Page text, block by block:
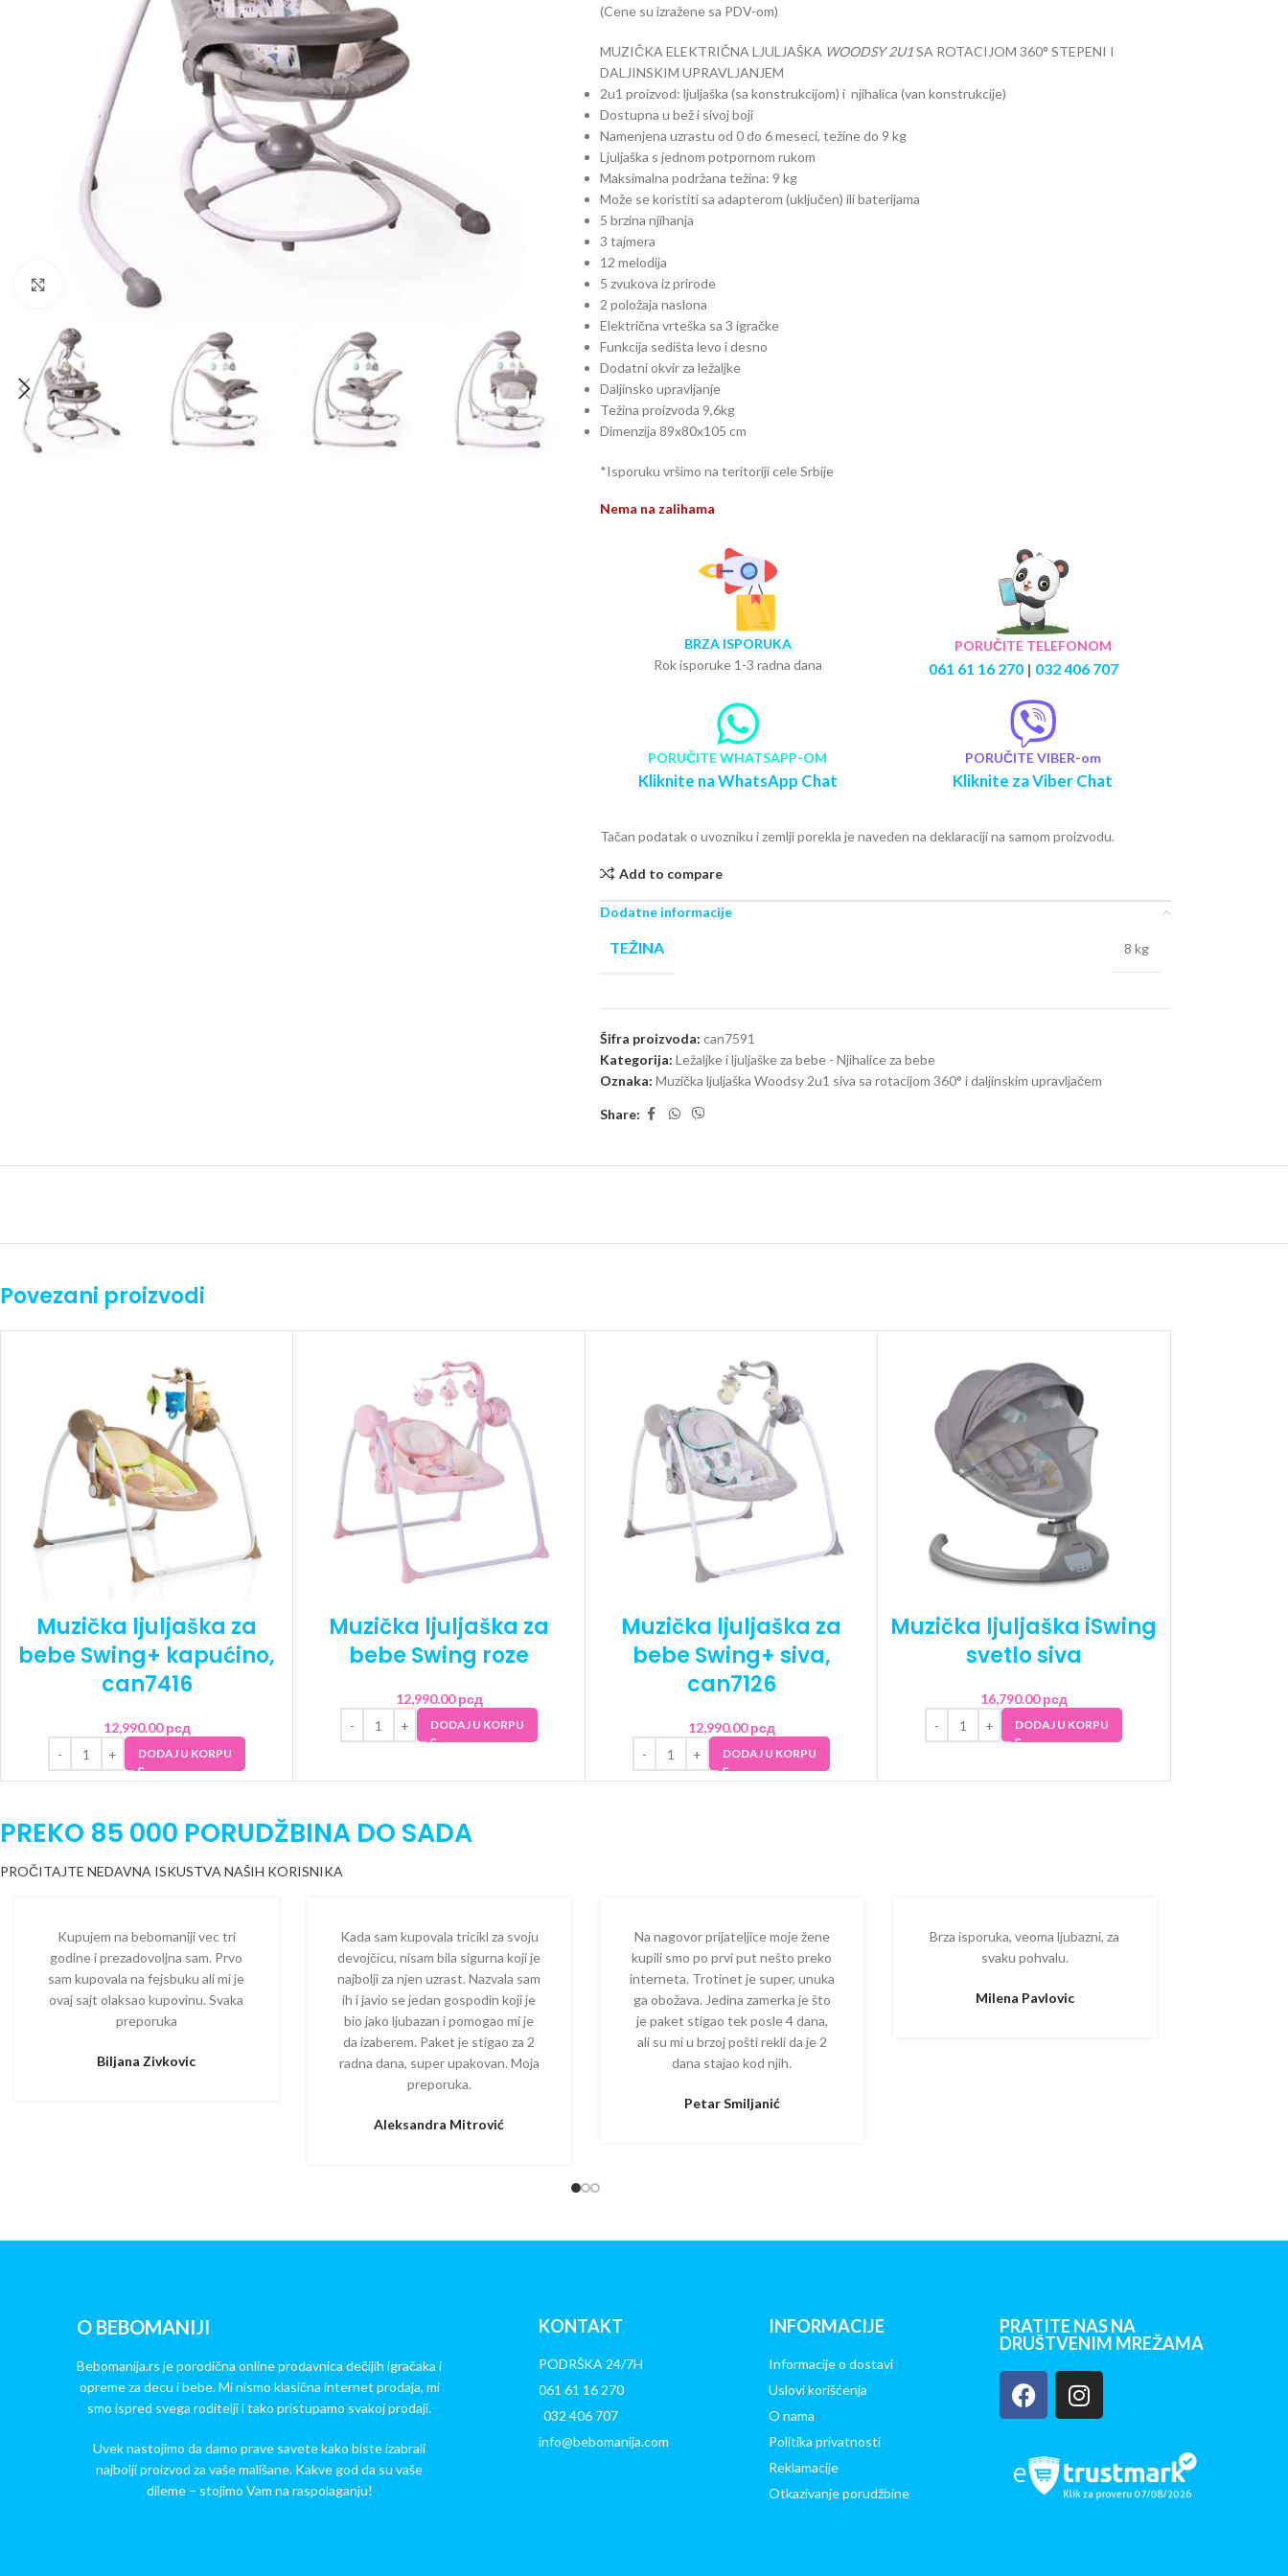
Click to enlarge
(Cene su izražene sa PDV-om)
MUZIČKA ELEKTRIČNA LJULJAŠKA WOODSY 2U1SA ROTACIJOM 360° STEPENI I
DALJINSKIM UPRAVLJANJEM
2u1 proizvod: ljuljaška (sa konstrukcijom) i njihalica (van konstrukcije)
Dostupna u bež i sivoj boji
Namenjena uzrastu od 0 do 6 meseci, težine do 9 kg
Ljuljaška s jednom potpornom rukom
Maksimalna podržana težina: 9 kg
Može se koristiti sa adapterom (uključen) ili baterijama
5 brzina njihanja
3 tajmera
12 melodija
5 zvukova iz prirode
2 položaja naslona
Električna vrteška sa 3 igračke
Funkcija sedišta levo i desno
Dodatni okvir za ležaljke
Daljinsko upravljanje
Težina proizvoda 9,6kg
Dimenzija 89x80x105 cm
*Isporuku vršimo na teritoriji cele Srbije
Nema na zalihama
BRZA ISPORUKA
Rok isporuke 1-3 radna dana
PORUČITE TELEFONOM
061 61 16 270| 032 406 707
PORUČITE WHATSAPP-OM
Kliknite na WhatsApp Chat
PORUČITE VIBER-om
Kliknite za Viber Chat
Tačan podatak o uvozniku i zemlji porekla je naveden na deklaraciji na samom proizvodu.
Add to compare
Dodatne informacije
TEŽINA 8 kg
Šifra proizvoda: can7591
Kategorija: Ležaljke i ljuljaške za bebe - Njihalice za bebe
Oznaka: Muzička ljuljaška Woodsy 2u1 siva sa rotacijom 360° i daljinskim upravljačem
Share:
Povezani proizvodi
Muzička ljuljaška za
bebe Swing+ kapućino,
can7416
12,990.00рсд
DODAJ U KORPU
Muzička ljuljaška za
bebe Swing roze
12,990.00рсд
DODAJ U KORPU
Muzička ljuljaška za
bebe Swing+ siva,
can7126
12,990.00рсд
DODAJ U KORPU
Muzička ljuljaška iSwing
svetlo siva
16,790.00рсд
DODAJ U KORPU
PREKO 85 000 PORUDŽBINA DO SADA
PROČITAJTE NEDAVNA ISKUSTVA NAŠIH KORISNIKA
Kupujem na bebomaniji vec tri
godine i prezadovoljna sam. Prvo
sam kupovala na fejsbuku ali mi je
ovaj sajt olaksao kupovinu. Svaka
preporuka
Biljana Zivkovic
Kada sam kupovala tricikl za svoju
devojčicu, nisam bila sigurna koji je
najbolji za njen uzrast. Nazvala sam
ih i javio se jedan gospodin koji je
bio jako ljubazan i pomogao mi je
da izaberem. Paket je stigao za 2
radna dana, super upakovan. Moja
preporuka.
Aleksandra Mitrović
Na nagovor prijateljice moje žene
kupili smo po prvi put nešto preko
interneta. Trotinet je super, unuka
ga obožava. Jedina zamerka je što
je paket stigao tek posle 4 dana,
ali su mi u brzoj pošti rekli da je 2
dana stajao kod njih.
Petar Smiljanić
Brza isporuka, veoma ljubazni, za
svaku pohvalu.
Milena Pavlovic
O BEBOMANIJI
Bebomanija.rs je porodična online prodavnica dečijih igračaka i
opreme za decu i bebe. Mi nismo klasična internet prodaja, mi
smo ispred svega roditelji i tako pristupamo svakoj prodaji.
Uvek nastojimo da damo prave savete kako biste izabrali
najbolji proizvod za vaše mališane. Kakve god da su vaše
dileme – stojimo Vam na raspolaganju!
KONTAKT
PODRŠKA 24/7H
061 61 16 270
032 406 707
info@bebomanija.com
INFORMACIJE
Informacije o dostavi
Uslovi korišćenja
O nama
Politika privatnosti
Reklamacije
Otkazivanje porudžbine
PRATITE NAS NA
DRUŠTVENIM MREŽAMA